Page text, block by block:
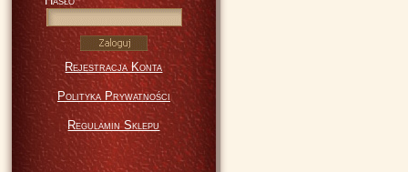
Rejestracja Konta
Polityka Prywatności
Regulamin Sklepu